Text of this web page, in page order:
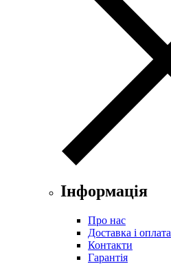
Інформація
Про нас
Доставка і оплата
Контакти
Гарантія